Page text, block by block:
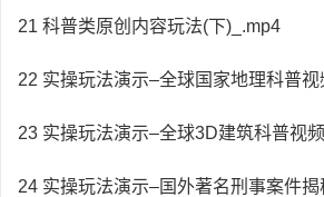
21 科普类原创内容玩法(下)_.mp4
22 实操玩法演示–全球国家地理科普
23 实操玩法演示–全球3D建筑科普视
24 实操玩法演示–国外著名刑事案件